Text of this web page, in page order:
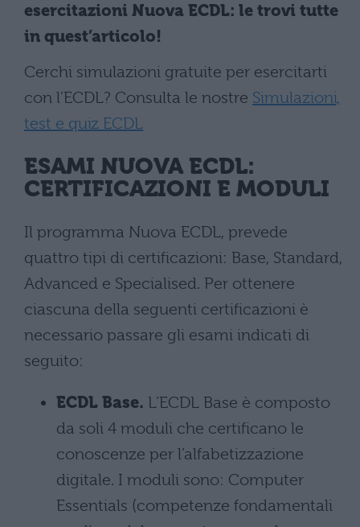
esercitazioni Nuova ECDL: le trovi tutte
in quest’articolo!
Cerchi simulazioni gratuite per esercitarti
con l’ECDL? Consulta le nostre Simulazioni,
test e quiz ECDL
ESAMI NUOVA ECDL:
CERTIFICAZIONI E MODULI
Il programma Nuova ECDL, prevede
quattro tipi di certificazioni: Base, Standard,
Advanced e Specialised. Per ottenere
ciascuna della seguenti certificazioni è
necessario passare gli esami indicati di
seguito:
ECDL Base. L’ECDL Base è composto
da soli 4 moduli che certificano le
conoscenze per l’alfabetizzazione
digitale. I moduli sono: Computer
Essentials (competenze fondamentali